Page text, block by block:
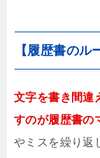
【履歴書の
文字を書き間違
すのが履歴書の
やミスを繰り返